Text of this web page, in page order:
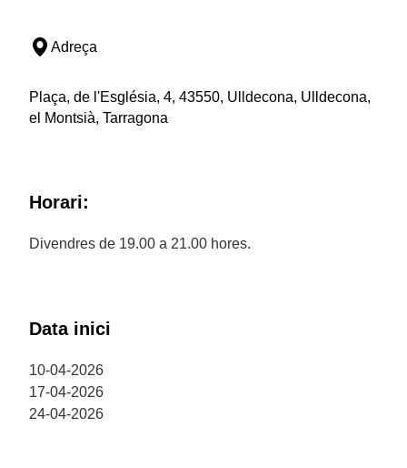
Adreça
Plaça, de l'Església, 4, 43550, Ulldecona, Ulldecona,
el Montsià, Tarragona
Horari:
Divendres de 19.00 a 21.00 hores.
Data inici
10-04-2026
17-04-2026
24-04-2026